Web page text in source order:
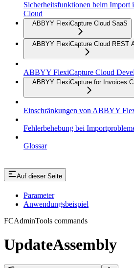
Sicherheitsfunktionen beim
Cloud
ABBYY FlexiCapture Cloud SaaS
ABBYY FlexiCapture Cloud REST
ABBYY FlexiCapture Cloud
ABBYY FlexiCapture for Invoices
Einschränkungen von ABBYY
Fehlerbehebung bei
Glossar
Auf dieser Seite
Parameter
Anwendungsbeispiel
FCAdminTools commands
UpdateAssembly